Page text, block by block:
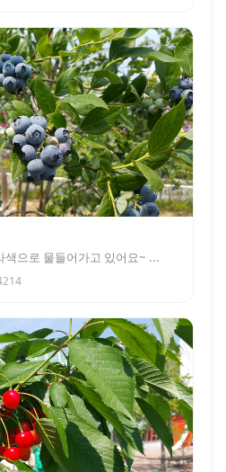
색으로 물들어가고 있어요~ ...